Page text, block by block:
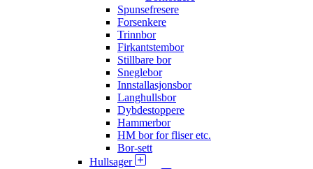
Spunsefresere
Forsenkere
Trinnbor
Firkantstembor
Stillbare bor
Sneglebor
Innstallasjonsbor
Langhullsbor
Dybdestoppere
Hammerbor
HM bor for fliser etc.
Bor-sett
Hullsager